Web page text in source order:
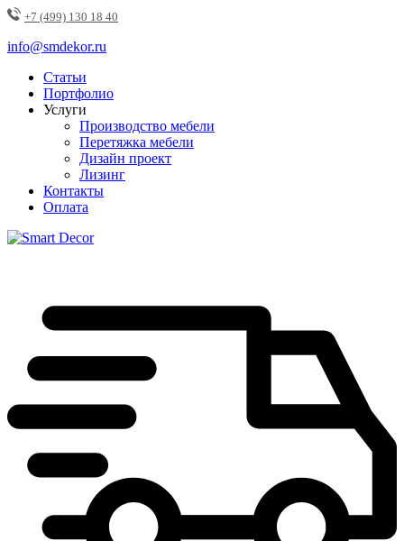
+7 (499) 130 18 40
info@smdekor.ru
Статьи
Портфолио
Услуги
Производство мебели
Перетяжка мебели
Дизайн проект
Лизинг
Контакты
Оплата